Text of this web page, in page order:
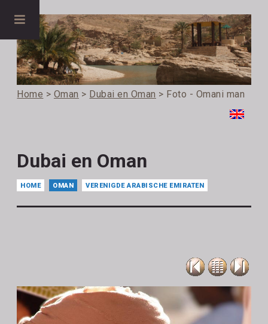
Home > Oman > Dubai en Oman > Foto - Omani man
Dubai en Oman
HOME OMAN VERENIGDE ARABISCHE EMIRATEN